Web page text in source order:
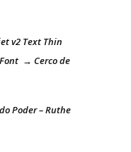
v2 Text Thin
→ Cerco de
Poder – Ruthe